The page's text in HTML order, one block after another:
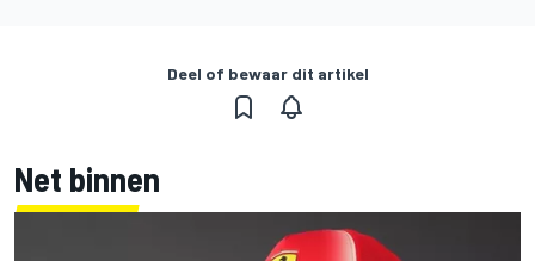
Deel of bewaar dit artikel
Net binnen